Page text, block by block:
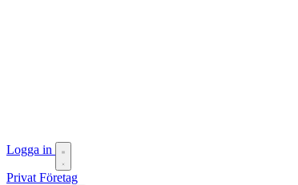
Logga in
Privat Företag